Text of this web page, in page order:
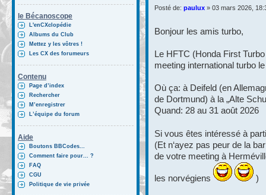
le Bécanoscope
L'enCXclopédie
Albums du Club
Mettez y les vôtres !
Les CX des forumeurs
Contenu
Page d’index
Rechercher
M’enregistrer
L’équipe du forum
Aide
Boutons BBCodes...
Comment faire pour... ?
FAQ
CGU
Politique de vie privée
Posté de: paulux » 03 mars 2026,
Bonjour les amis turbo,
Le HFTC (Honda First
meeting international turbo
Où ça: à Deifeld (en
de Dortmund) à la „Alte
Quand: 28 au 31 août 2026
Si vous êtes intéressé à
(Et n‘ayez pas peur de la
de votre meeting à
les norvégiens )